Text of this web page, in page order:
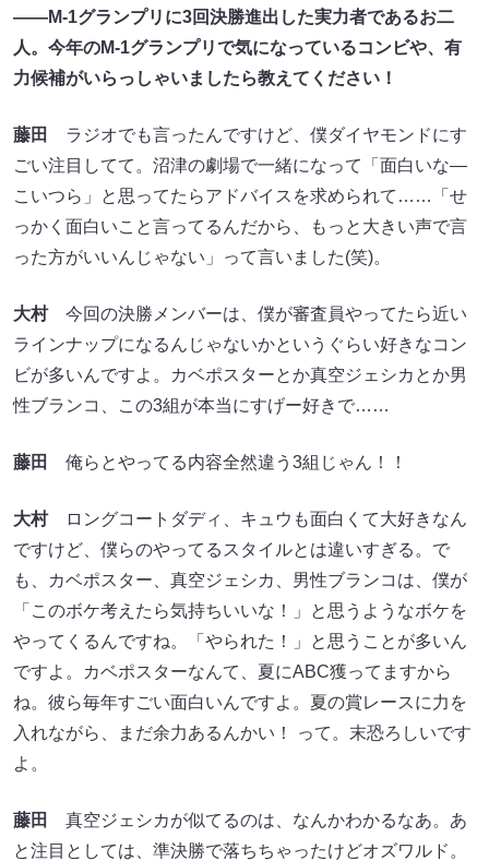
――M-1グランプリに3回決勝進出した実力者であるお二
人。今年のM-1グランプリで気になっているコンビや、有
力候補がいらっしゃいましたら教えてください！
藤田
ラジオでも言ったんですけど、僕ダイヤモンドにす
ごい注目してて。沼津の劇場で一緒になって「面白いな―
こいつら」と思ってたらアドバイスを求められて……「せ
っかく面白いこと言ってるんだから、もっと大きい声で言
った方がいいんじゃない」って言いました(笑)。
大村今回の決勝メンバーは、僕が審査員やってたら近い
ラインナップになるんじゃないかというぐらい好きなコン
ビが多いんですよ。カベポスターとか真空ジェシカとか男
性ブランコ、この3組が本当にすげー好きで……
藤田 俺らとやってる内容全然違う3組じゃん！！
大村ロングコートダディ、キュウも面白くて大好きなん
ですけど、僕らのやってるスタイルとは違いすぎる。で
も、カベポスター、真空ジェシカ、男性ブランコは、僕が
「このボケ考えたら気持ちいいな！」と思うようなボケを
やってくるんですね。「やられた！」と思うことが多いん
ですよ。カベポスターなんて、夏にABC獲ってますから
ね。彼ら毎年すごい面白いんですよ。夏の賞レースに力を
入れながら、まだ余力あるんかい！ って。末恐ろしいです
よ。
藤田
真空ジェシカが似てるのは、なんかわかるなあ。あ
と注目としては、準決勝で落ちちゃったけどオズワルド。